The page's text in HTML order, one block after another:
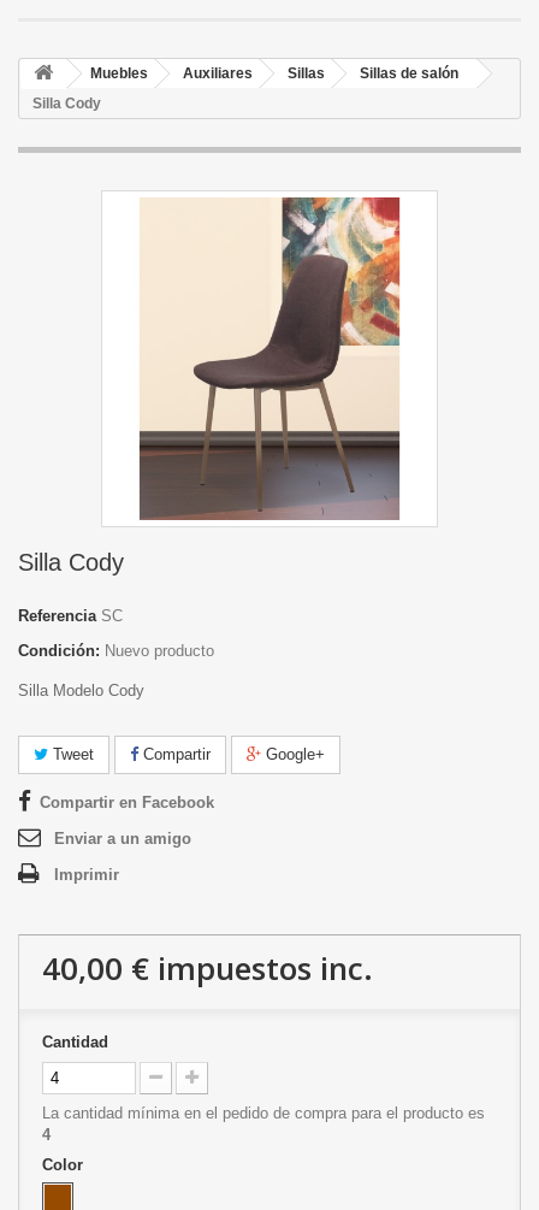
Muebles Auxiliares Sillas
Sillas de salón
Silla Cody
Silla Cody
Referencia SC
Condición: Nuevo producto
Silla Modelo Cody
Tweet Compartir Google+
Compartir en Facebook
Enviar a un amigo
Imprimir
40,00 € impuestos inc.
Cantidad
La cantidad mínima en el pedido de compra para el producto es
4
Color